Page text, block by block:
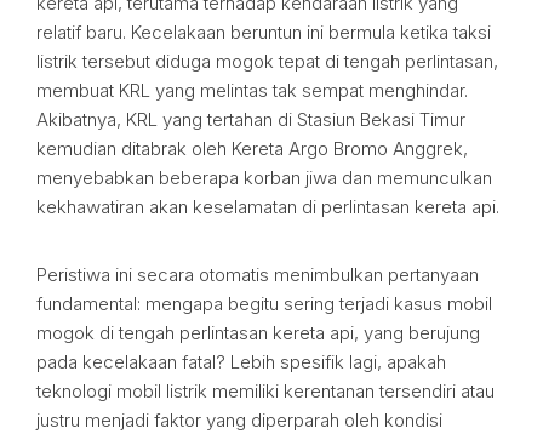
relatif baru. Kecelakaan beruntun ini bermula ketika taksi
listrik tersebut diduga mogok tepat di tengah perlintasan,
membuat KRL yang melintas tak sempat menghindar.
Akibatnya, KRL yang tertahan di Stasiun Bekasi Timur
kemudian ditabrak oleh Kereta Argo Bromo Anggrek,
menyebabkan beberapa korban jiwa dan memunculkan
kekhawatiran akan keselamatan di perlintasan kereta api.
Peristiwa ini secara otomatis menimbulkan pertanyaan
fundamental: mengapa begitu sering terjadi kasus mobil
mogok di tengah perlintasan kereta api, yang berujung
pada kecelakaan fatal? Lebih spesifik lagi, apakah
teknologi mobil listrik memiliki kerentanan tersendiri atau
justru menjadi faktor yang diperparah oleh kondisi